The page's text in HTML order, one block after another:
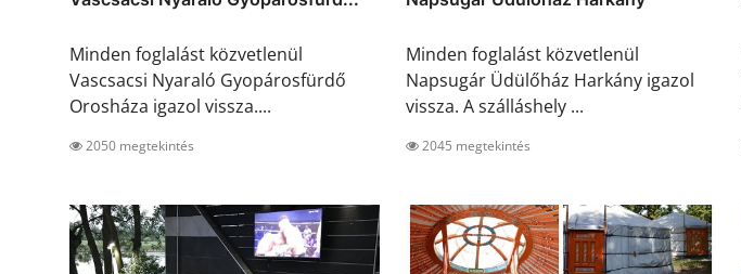
Minden foglalást közvetlenül
Vascsacsi Nyaraló Gyopárosfürdő
Orosháza igazol vissza....
2050 megtekintés
Minden foglalást közvetlenül
Napsugár Üdülőház Harkány igazol
vissza. A szálláshely ...
2045 megtekintés